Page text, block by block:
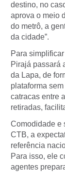
destino, no
aprova o meio
do metrô, a
da cidade”.
Para
Pirajá passará
da Lapa, de
plataforma
catracas entre
retiradas,
Comodidade e
CTB, a
referência
Para isso, ele
agentes